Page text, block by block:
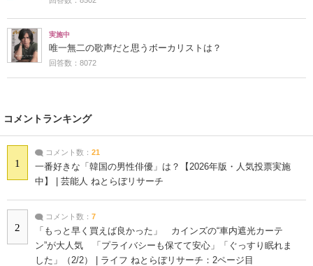
実施中
唯一無二の歌声だと思うボーカリストは？
回答数：8072
コメントランキング
1
コメント数： 21
一番好きな「韓国の男性俳優」は？【2026年版・人気投票実施
中】 | 芸能人 ねとらぼリサーチ
2
コメント数： 7
「もっと早く買えば良かった」 カインズの“車内遮光カーテ
ン”が大人気 「プライバシーも保てて安心」「ぐっすり眠れま
した」（2/2） | ライフ ねとらぼリサーチ：2ページ目